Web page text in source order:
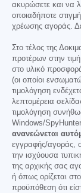
ακυρώσετε και να
οποιαδήποτε
χρέωσης αγοράς.
Στο τέλος της
προτέρων στην
στο υλικό
(οι οποίοι
τιμολόγηση
λεπτομέρεια
τιμολόγηση
Windows/
ανανεώνεται
εγγραφής/αγοράς,
την ισχύουσα
της αρχικής σας
ή όπως ορίζεται
προϋπόθεση ότι